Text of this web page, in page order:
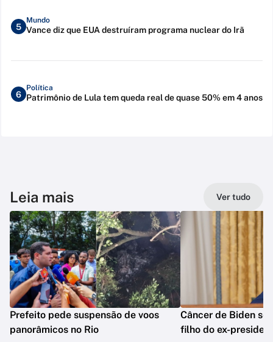
5
Mundo
Vance diz que EUA destruíram programa nuclear do Irã
6
Política
Patrimônio de Lula tem queda real de quase 50% em 4 anos
Leia mais Ver tudo
Prefeito pede suspensão de voos
panorâmicos no Rio
Câncer de Biden se
filho do ex-